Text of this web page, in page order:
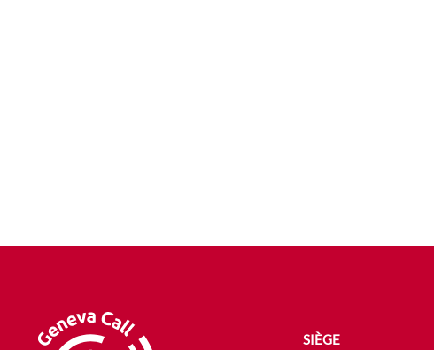
SIÈGE